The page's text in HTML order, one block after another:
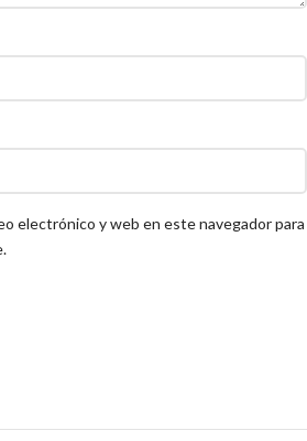
electrónico y web en este navegador para